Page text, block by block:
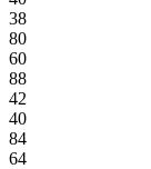
38
80
60
88
42
40
84
64